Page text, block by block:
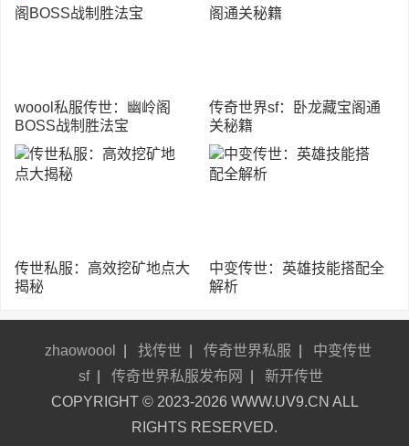
woool私服传世：幽岭阁
BOSS战制胜法宝
传奇世界sf：卧龙藏宝阁通
关秘籍
传世私服：高效挖矿地点大
揭秘
中变传世：英雄技能搭配全
解析
zhaowoool 找传世 传奇世界私服
中变传世
sf
传奇世界私服发布网
新开传世
COPYRIGHT © 2023-2026 WWW.UV9.CN ALL
RIGHTS RESERVED.